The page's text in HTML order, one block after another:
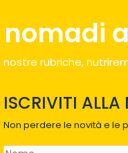
nostre rubriche,
ISCRIVITI ALLA
Non perdere le novità e le